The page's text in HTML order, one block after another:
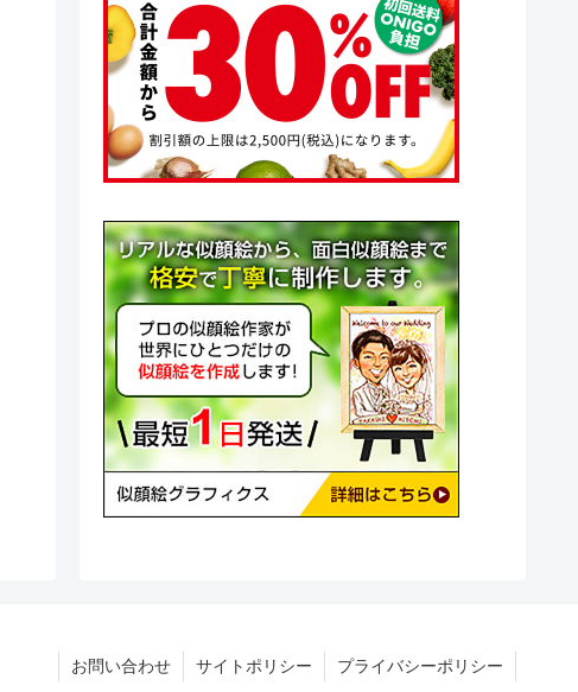
お問い合わせ サイトポリシー プライバシーポリシー